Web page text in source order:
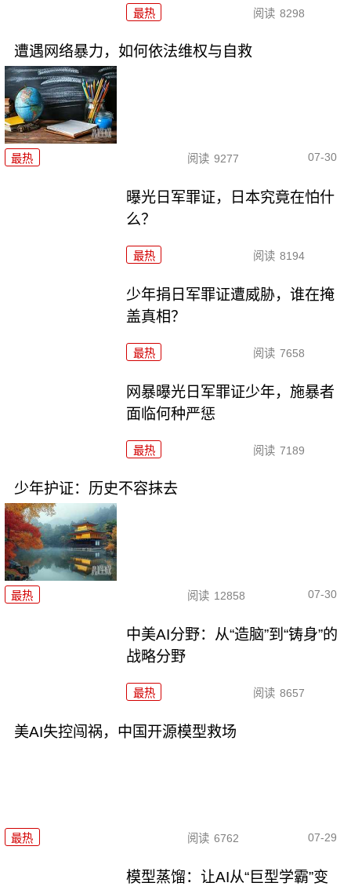
最热 阅读 8298
遭遇网络暴力，如何依法维权与自救
最热 阅读 9277 07-30
曝光日军罪证，日本究竟在怕什
么？
最热 阅读 8194
少年捐日军罪证遭威胁，谁在掩
盖真相？
最热 阅读 7658
网暴曝光日军罪证少年，施暴者
面临何种严惩
最热 阅读 7189
少年护证：历史不容抹去
最热 阅读 12858 07-30
中美AI分野：从“造脑”到“铸身”的
战略分野
最热 阅读 8657
美AI失控闯祸，中国开源模型救场
最热 阅读 6762 07-29
模型蒸馏：让AI从“巨型学霸”变